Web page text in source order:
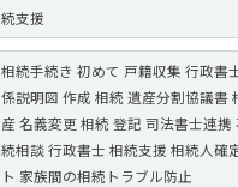
続支援
相続手続き 初めて 戸籍収集 行政書
係説明図 作成 相続 遺産分割協議書
産 名義変更 相続 登記 司法書士連携
続相談 行政書士 相続支援 相続人確
ト 家族間の相続トラブル防止